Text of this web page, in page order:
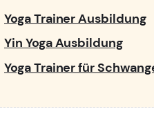
Yoga Trainer Ausbildung
Yin Yoga Ausbildung
Yoga Trainer für